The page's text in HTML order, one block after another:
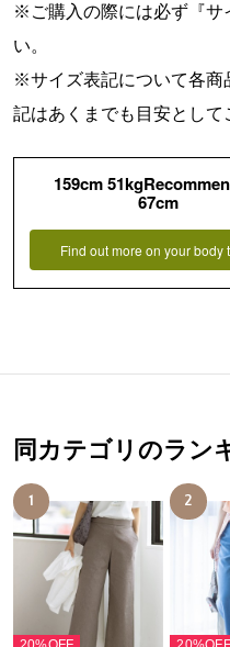
※ご購入の際には必ず『サ
い。
※サイズ表記について各商
記はあくまでも目安として
159cm
67cm
Find out more on your body
同カテゴリのラン
1 2